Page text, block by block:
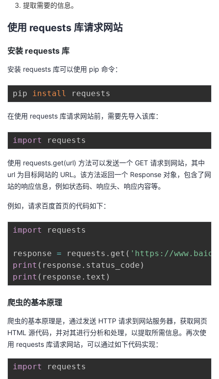
提取需要的信息。
使用 requests 库请求网站
安装 requests 库
安装 requests 库可以使用 pip 命令：
pip install
在使用 requests 库请求网站前，需要先导入该库：
import
使用 requests.get(url) 方法可以发送一个 GET 请求到网站，其中
url 为目标网站的 URL。该方法返回一个 Response 对象，包含了网
站的响应信息，例如状态码、响应头、响应内容等。
例如，请求百度首页的代码如下：
import requests
response = requests . get ( 'https://
print ( response . status_code )
print ( response . text )
爬虫的基本原理
爬虫的基本原理是，通过发送 HTTP 请求到网站服务器，获取网页
HTML 源代码，并对其进行分析和处理，以提取所需信息。再次使
用 requests 库请求网站，可以通过如下代码实现：
import requests